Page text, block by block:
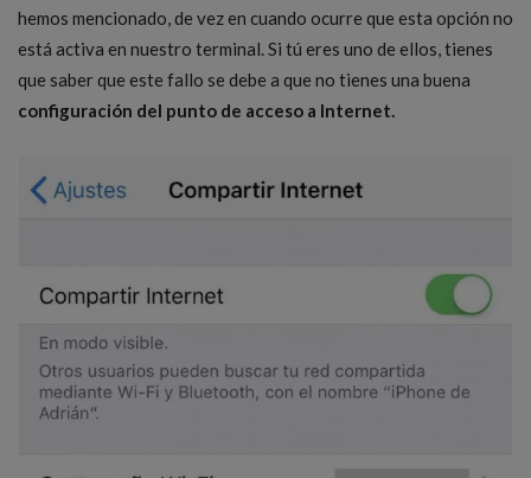
hemos mencionado, de vez en cuando ocurre que esta opción no
está activa en nuestro terminal. Si tú eres uno de ellos, tienes
que saber que este fallo se debe a que no tienes una buena
configuración del punto de acceso a Internet.